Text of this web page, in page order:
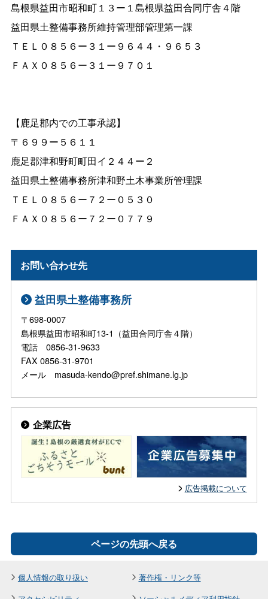
島根県益田市昭和町１３ー１島根県益田合同庁舎４階
益田県土整備事務所維持管理部管理第一課
ＴＥＬ０８５６ー３１ー９６４４・９６５３
ＦＡＸ０８５６ー３１ー９７０１
【鹿足郡内での工事承認】
〒６９９ー５６１１
鹿足郡津和野町町田イ２４４ー２
益田県土整備事務所津和野土木事業所管理課
ＴＥＬ０８５６ー７２ー０５３０
ＦＡＸ０８５６ー７２ー０７７９
お問い合わせ先
益田県土整備事務所
〒698-0007
島根県益田市昭和町13-1（益田合同庁舎４階）
電話 0856-31-9633
FAX 0856-31-9701
メール masuda-kendo@pref.shimane.lg.jp
企業広告
広告掲載について
ページの先頭へ戻る
個人情報の取り扱い
著作権・リンク等